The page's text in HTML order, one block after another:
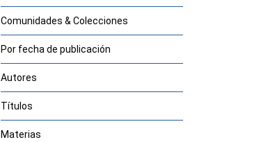
Comunidades & Colecciones
Por fecha de publicación
Autores
Títulos
Materias